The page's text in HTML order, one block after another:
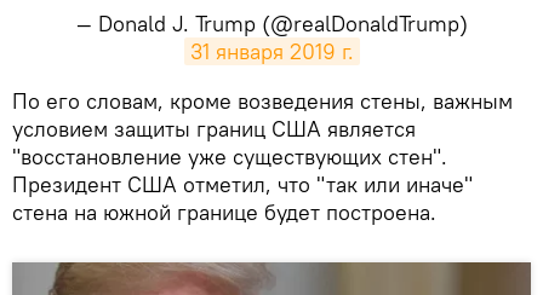
— Donald J. Trump (@realDonaldTrump)
31 января 2019 г.
​По его словам, кроме возведения стены, важным
условием защиты границ США является
"восстановление уже существующих стен".
Президент США отметил, что "так или иначе"
стена на южной границе будет построена.